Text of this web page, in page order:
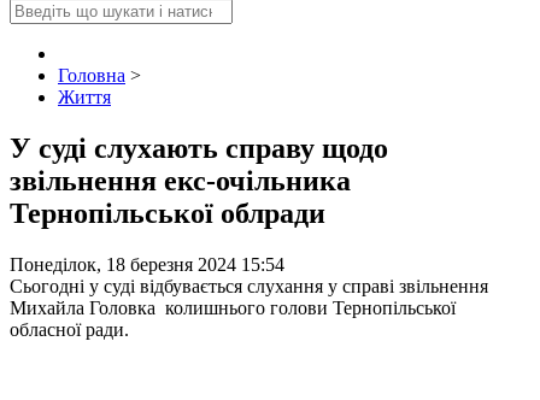
Головна >
Життя
У суді слухають справу щодо
звільнення екс-очільника
Тернопільської облради
Понеділок, 18 березня 2024 15:54
Сьогодні у суді відбувається слухання у справі звільнення
Михайла Головка колишнього голови Тернопільської
обласної ради.